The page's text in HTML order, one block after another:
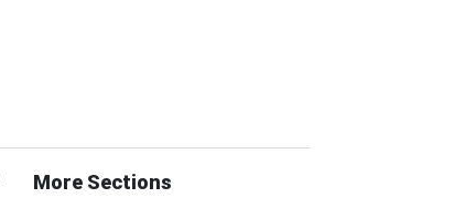
More Sections